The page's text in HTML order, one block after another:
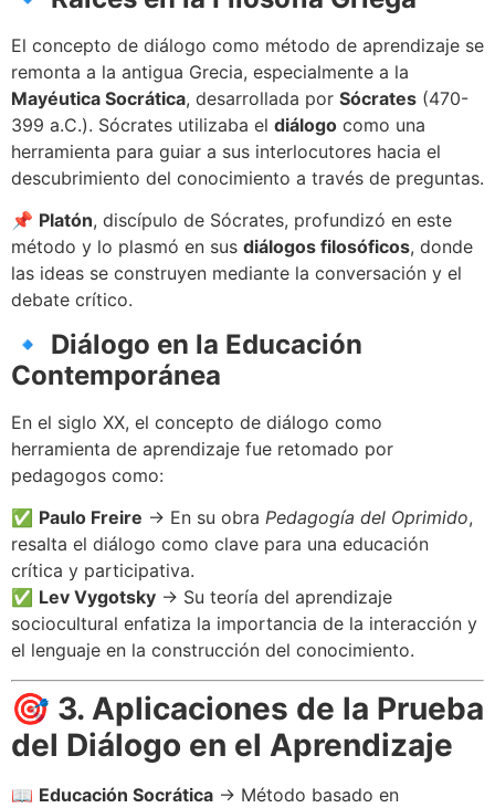
El concepto de diálogo como método de aprendizaje se
remonta a la antigua Grecia, especialmente a la
Mayéutica Socrática, desarrollada por Sócrates (470-
399 a.C.). Sócrates utilizaba el diálogo como una
herramienta para guiar a sus interlocutores hacia el
descubrimiento del conocimiento a través de preguntas.
📌 Platón, discípulo de Sócrates, profundizó en este
método y lo plasmó en sus diálogos filosóficos, donde
las ideas se construyen mediante la conversación y el
debate crítico.
🔹 Diálogo en la Educación
Contemporánea
En el siglo XX, el concepto de diálogo como
herramienta de aprendizaje fue retomado por
pedagogos como:
✅ Paulo Freire → En su obra Pedagogía del Oprimido,
resalta el diálogo como clave para una educación
crítica y participativa.
✅ Lev Vygotsky → Su teoría del aprendizaje
sociocultural enfatiza la importancia de la interacción y
el lenguaje en la construcción del conocimiento.
🎯 3. Aplicaciones de la Prueba
del Diálogo en el Aprendizaje
📖 Educación Socrática → Método basado en